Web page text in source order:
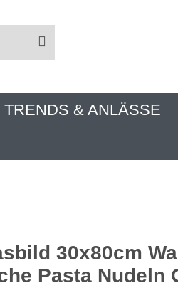
TRENDS & ANLÄSSE
30x80cm
Pasta Nudeln